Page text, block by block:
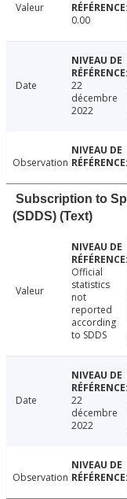
Valeur
0.00
Date
22
décembre
2022
Observation
Subscription to
(SDDS) (Text)
Valeur
Official
statistics
not
reported
according
to SDDS
Date
22
décembre
2022
Observation